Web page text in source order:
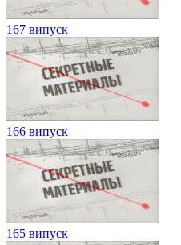
167 випуск
166 випуск
165 випуск